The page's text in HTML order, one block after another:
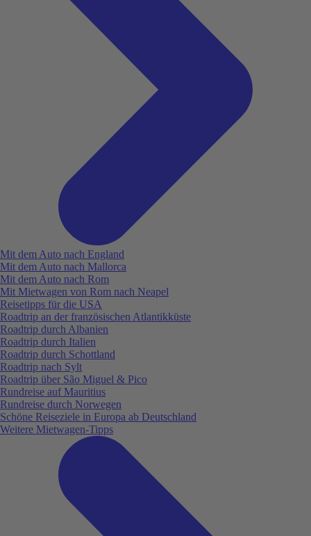
Mit dem Auto nach England
Mit dem Auto nach Mallorca
Mit dem Auto nach Rom
Mit Mietwagen von Rom nach Neapel
Reisetipps für die USA
Roadtrip an der französischen Atlantikküste
Roadtrip durch Albanien
Roadtrip durch Italien
Roadtrip durch Schottland
Roadtrip nach Sylt
Roadtrip über São Miguel & Pico
Rundreise auf Mauritius
Rundreise durch Norwegen
Schöne Reiseziele in Europa ab Deutschland
Weitere Mietwagen-Tipps